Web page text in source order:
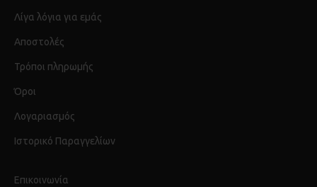
Λίγα λόγια για εμάς
Αποστολές
Τρόποι πληρωμής
Όροι
Λογαριασμός
Ιστορικό Παραγγελίων
Επικοινωνία